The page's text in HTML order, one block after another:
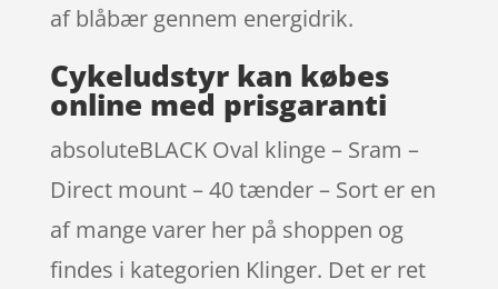
af blåbær gennem energidrik.
Cykeludstyr kan købes
online med prisgaranti
absoluteBLACK Oval klinge – Sram –
Direct mount – 40 tænder – Sort er en
af mange varer her på shoppen og
findes i kategorien Klinger. Det er ret